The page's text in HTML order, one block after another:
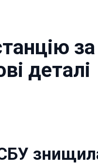
за
деталі